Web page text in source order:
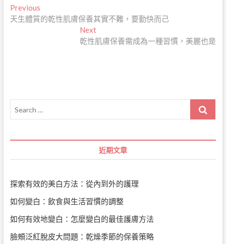
文
章
PreviousPrevious
post:
天生體質的乾性肌膚保養其實不難，要勤快而己
NextNext
post:
乾性肌膚保養需成為一種習慣，美麗也是
Search
近期文章
探索有效的美白方法：從內到外的護理
如何變白：飲食與生活習慣的調整
如何有效地變白：怎麼變白的最佳護膚方法
臉頰泛紅脫皮大問題：乾燥季節的保養策略